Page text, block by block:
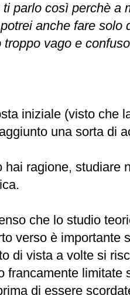
parlo così perchè a
anche fare solo
troppo vago e
iniziale (visto che
una sorta di
hai ragione, studiare
che lo studio
verso è importante
di vista a volte si
francamente limitate
di essere